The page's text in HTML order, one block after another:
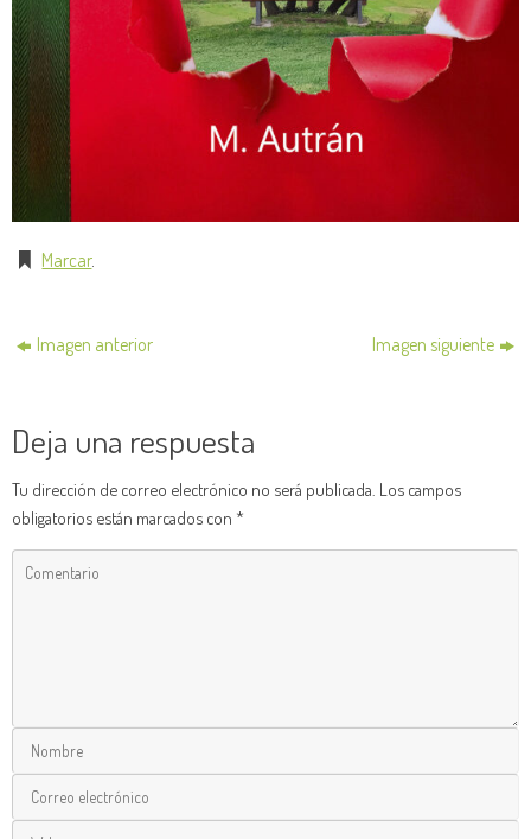
Marcar.
Imagen anterior Imagen siguiente
Deja una respuesta
Tu dirección de correo electrónico no será publicada. Los campos
obligatorios están marcados con *